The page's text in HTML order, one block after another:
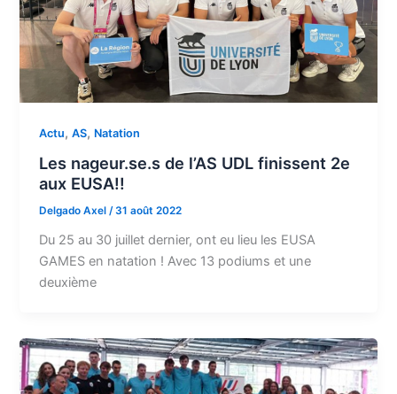
Actu,AS, Natation
Les nageur.se.s de l’AS UDL finissent 2e
aux EUSA!!
Delgado Axel/31 août 2022
Du 25 au 30 juillet dernier, ont eu lieu les EUSA
GAMES en natation ! Avec 13 podiums et une
deuxième